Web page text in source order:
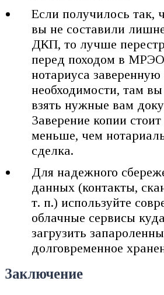
Если получилось так,
вы не составили
ДКП, то лучше
перед походом в МРЭО
нотариуса
необходимости, там
взять нужные вам
Заверение копии
меньше, чем
сделка.
Для надежного
данных (контакты,
т. п.) используйте
облачные сервисы
загрузить
долговременное
Заключение